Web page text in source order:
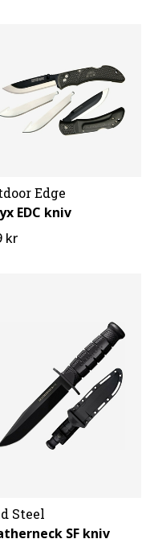
Edge
EDC kniv
kr
Steel
SF kniv